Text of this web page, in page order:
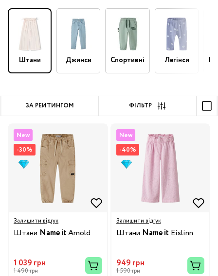
Штани Джинси Спортивні Легінси
ЗА РЕЙТИНГОМ ФІЛЬТР
New
-30%
Залишити відгук
Штани Name it Arnold
1 039 грн
1 490 грн
New
-40%
Залишити відгук
Штани Name it Eislinn
949 грн
1 590 грн